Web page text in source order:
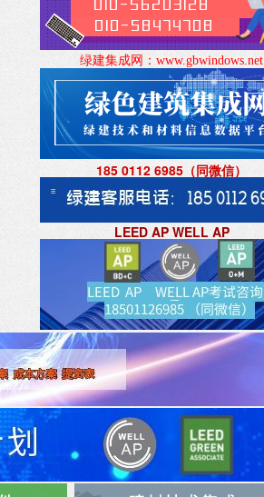
绿建集成网： www.gbwindows.net
185 0112 6985（同微信）
LEED AP WELL AP